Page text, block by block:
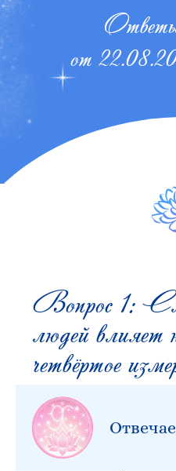
Ответы
от
Вопрос 1:
людей влияет
четвёртое